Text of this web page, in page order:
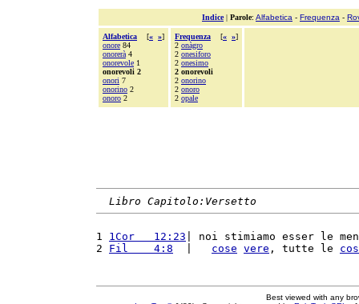
Indice| Parole: Alfabetica - Frequenza -
Alfabetica [« »]
onore 84
onorerà 4
onorevole 1
onorevoli 2
onori 7
onorino 2
onoro 2
Frequenza [« »]
2 onàgro
2 onesiforo
2 onesimo
2 onorevoli
2 onorino
2 onoro
2 opale
Libro Capitolo:Versetto
1 1Cor   12:23 | noi stimiamo esser le
2 Fil    4:8 cose vere , tutte le
Best viewed with any